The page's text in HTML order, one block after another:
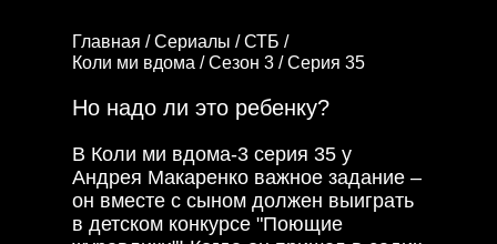
Главная /Сериалы /СТБ /
Коли ми вдома /Сезон 3 /Серия 35
Но надо ли это ребенку?
В Коли ми вдома-3 серия 35 у
Андрея Макаренко важное задание –
он вместе с сыном должен выиграть
в детском конкурсе "Поющие